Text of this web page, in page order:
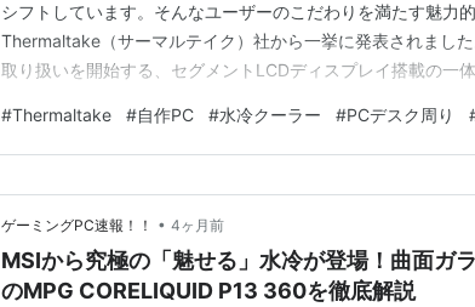
シフトしています。そんなユーザーのこだわりを満たす魅力的
Thermaltake（サーマルテイク）社から一挙に発表されまし
取り扱いを開始する、セグメントLCDディスプレイ搭載の一
ァン「SWAFAN EX INFINITY ARGB Sync」シリーズです。こ
クオリティをワン…
#Thermaltake #自作PC #水冷クーラー #PCデスク周り
ゲーミングPC速報！！ • 4ヶ月前
MSIから究極の「魅せる」水冷が登場！曲面ガ
のMPG CORELIQUID P13 360を徹底解説